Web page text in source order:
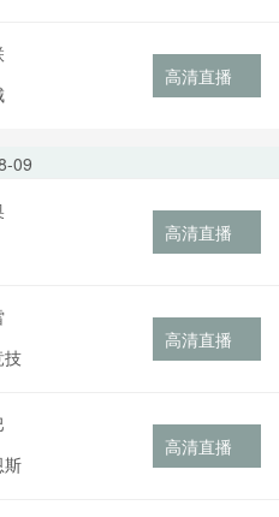
高清直播
09
高清直播
技
高清直播
斯
高清直播